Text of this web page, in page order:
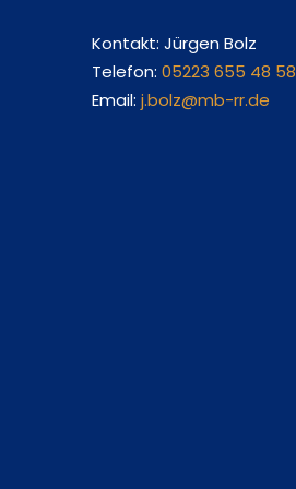
Kontakt: Jürgen Bolz
Telefon: 05223 655 48 58
Email: j.bolz@mb-rr.de